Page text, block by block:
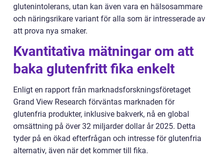
glutenintolerans, utan kan även vara en hälsosammare
och näringsrikare variant för alla som är intresserade av
att prova nya smaker.
Kvantitativa mätningar om att
baka glutenfritt fika enkelt
Enligt en rapport från marknadsforskningsföretaget
Grand View Research förväntas marknaden för
glutenfria produkter, inklusive bakverk, nå en global
omsättning på över 32 miljarder dollar år 2025. Detta
tyder på en ökad efterfrågan och intresse för glutenfria
alternativ, även när det kommer till fika.